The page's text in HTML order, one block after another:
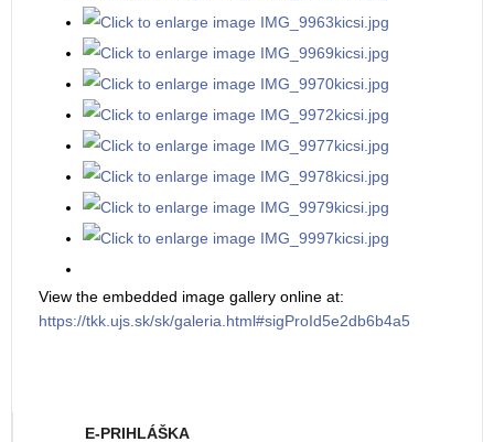
View the embedded image gallery online at:
https://tkk.ujs.sk/sk/galeria.html#sigProId5e2db6b4a5
E-PRIHLÁŠKA